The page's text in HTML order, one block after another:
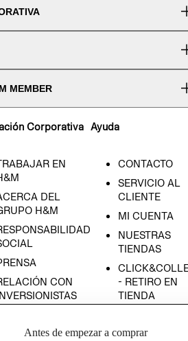
MEMBER
Corporativa
EN
DEL
H&M
CON
EMPRESARIAL
Ayuda
CONTACTO
SERVICIO AL
CLIENTE
MI CUENTA
NUESTRAS
TIENDAS
- RETIRO EN
TIENDA
CONDICIONES
Antes de empezar a comprar